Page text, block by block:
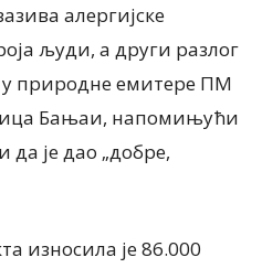
алергијске
људи, а други разлог
у природне емитере ПМ
Бањаи, напомињући
да је дао „добре,
износила је86.000